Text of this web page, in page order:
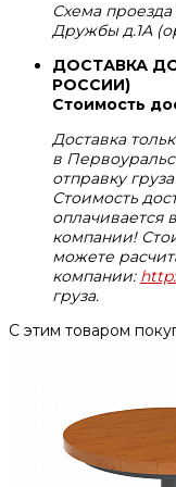
Схема проезда
Дружбы д.1А
ДОСТАВКА
РОССИИ)
Стоимость
Доставка
в
отправку
Стоимость
оплачивается
компании!
можете
компании:
груза.
С этим товаром